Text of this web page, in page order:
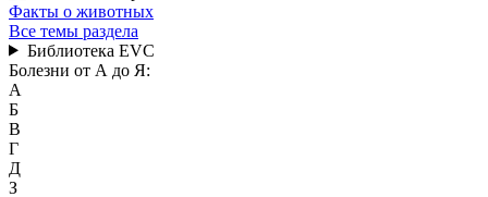
Факты о животных
Все темы раздела
Библиотека EVC
Болезни от А до Я:
А
Б
В
Г
Д
З